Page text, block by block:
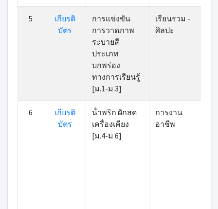
5
เกียรติ
บัตร
การแข่งขัน
การวาดภาพ
ระบายสี
ประเภท
บกพร่อง
ทางการเรียนรู้
[ม.1-ม.3]
เรียนรวม -
ศิลปะ
6
เกียรติ
บัตร
น้ําพริก ผักสด
เครื่องเคียง
[ม.4-ม.6]
การงาน
อาชีพ